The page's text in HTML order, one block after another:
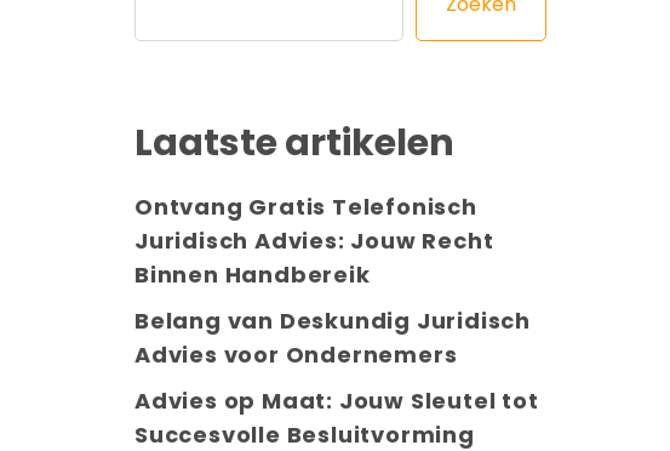
Laatste artikelen
Ontvang Gratis Telefonisch
Juridisch Advies: Jouw Recht
Binnen Handbereik
Belang van Deskundig Juridisch
Advies voor Ondernemers
Advies op Maat: Jouw Sleutel tot
Succesvolle Besluitvorming